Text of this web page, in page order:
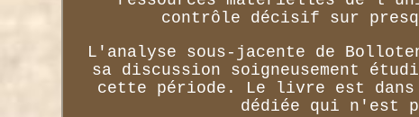
contrôle décisif sur
L'analyse sous-jacente de
sa discussion soigneusement
cette période. Le livre est dans
dédiée qui n'est